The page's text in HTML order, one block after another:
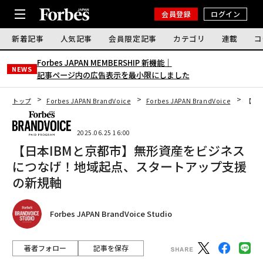
会員登録 ログイン
新着記事 人気記事 会員限定記事 カテゴリ 連載
NEWS
Forbes JAPAN MEMBERSHIP 新機能｜
記事ページ内の広告表示を最小限にしました
トップ Forbes JAPAN BrandVoice Forbes JAPAN BrandVoice 【
2025.06.25 16:00
【日本IBMと京都市】無形資産をビジネス
につなげ！地域起点、スタートアップ支援
の新規軸
Forbes JAPAN BrandVoice Studio
著者フォロー 記事を保存